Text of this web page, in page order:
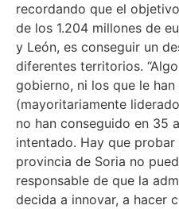
recordando que el
de los 1.204 millones de
y León, es conseguir un
diferentes territorios.
gobierno, ni los que le
(mayoritariamente
no han conseguido en 35
intentado. Hay que
provincia de Soria no
responsable de que la
decida a innovar, a hacer